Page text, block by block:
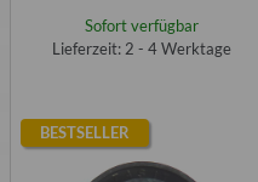
Sofort verfügbar
Lieferzeit: 2 - 4 Werktage
BESTSELLER